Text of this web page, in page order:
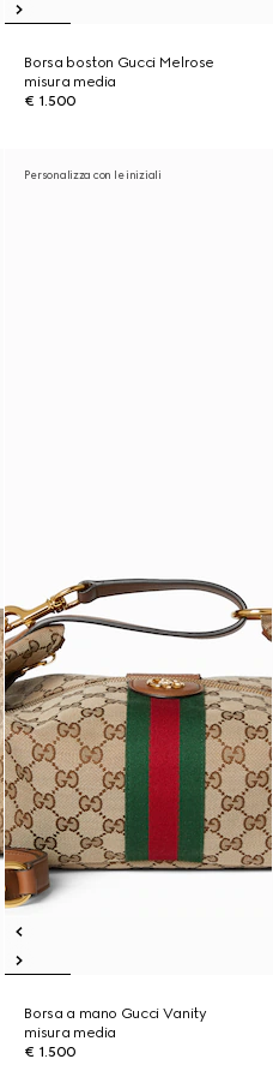
Borsa boston Gucci Melrose
misura media
€ 1.500
Personalizza con le iniziali
Borsa a mano Gucci Vanity
misura media
€ 1.500